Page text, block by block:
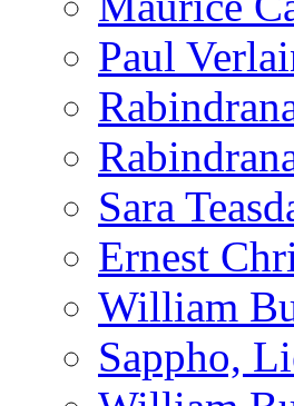
Paul
Sara
Ernest
William
Sappho,